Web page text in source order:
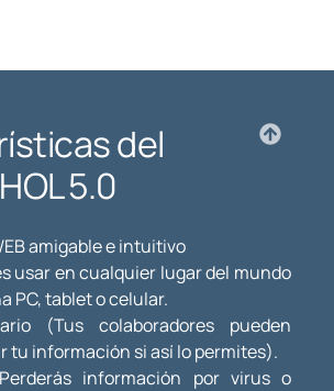
del
5.0
amigable e intuitivo
usar en cualquier lugar del mundo
PC, tablet o celular.
(Tus colaboradores pueden
tu información si así lo permites).
información por virus o